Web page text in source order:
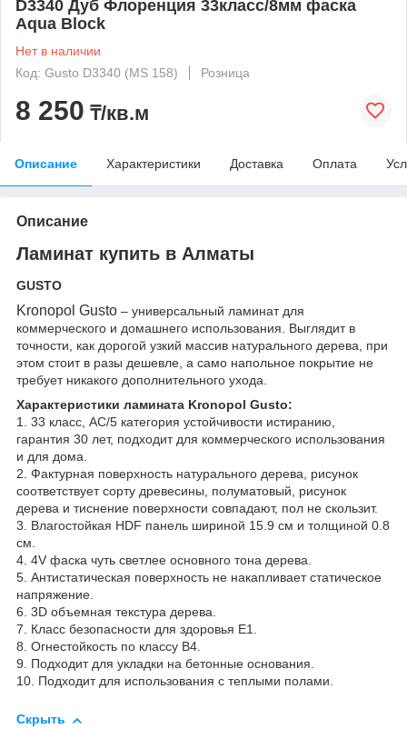
D3340 Дуб Флоренция 33класс/8мм фаска
Aqua Block
Нет в наличии
Код: Gusto D3340 (MS 158)
Розница
8 250 ₸/кв.м
Описание Характеристики Доставка Оплата
Описание
Ламинат купить в Алматы
GUSTO
Kronopol Gusto – универсальный ламинат для
коммерческого и домашнего использования. Выглядит в
точности, как дорогой узкий массив натурального дерева, при
этом стоит в разы дешевле, а само напольное покрытие не
требует никакого дополнительного ухода.
Характеристики ламината Kronopol Gusto:
1. 33 класс, АС/5 категория устойчивости истиранию,
гарантия 30 лет, подходит для коммерческого использования
и для дома.
2. Фактурная поверхность натурального дерева, рисунок
соответствует сорту древесины, полуматовый, рисунок
дерева и тиснение поверхности совпадают, пол не скользит.
3. Влагостойкая HDF панель шириной 15.9 см и толщиной 0.8
см.
4. 4V фаска чуть светлее основного тона дерева.
5. Антистатическая поверхность не накапливает статическое
напряжение.
6. 3D объемная текстура дерева.
7. Класс безопасности для здоровья Е1.
8. Огнестойкость по классу В4.
9. Подходит для укладки на бетонные основания.
10. Подходит для использования с теплыми полами.
Скрыть